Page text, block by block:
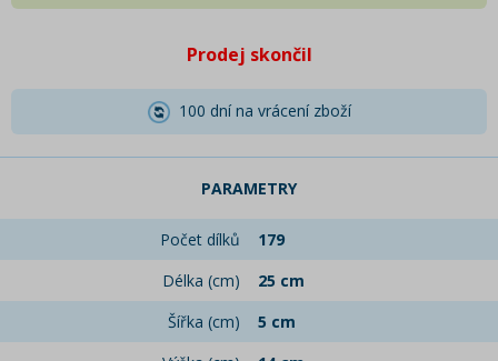
Prodej skončil
100 dní na vrácení zboží
PARAMETRY
Počet dílků
179
Délka (cm)
25 cm
Šířka (cm)
5 cm